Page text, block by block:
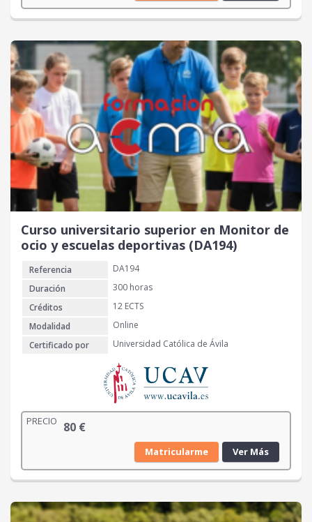
Curso universitario superior en Monitor de
ocio y escuelas deportivas (DA194)
Referencia
DA194
Duración
300 horas
Créditos
12 ECTS
Modalidad
Online
Certificado por
Universidad Católica de Ávila
PRECIO 80 €
Matricularme Ver Más